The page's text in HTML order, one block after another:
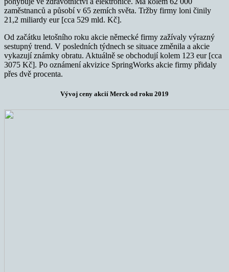
zaměstnanců a působí v 65 zemích světa. Tržby firmy loni činily
21,2 miliardy eur [cca 529 mld. Kč].
Od začátku letošního roku akcie německé firmy zažívaly výrazný
sestupný trend. V posledních týdnech se situace změnila a akcie
vykazují známky obratu. Aktuálně se obchodují kolem 123 eur [cca
3075 Kč]. Po oznámení akvizice SpringWorks akcie firmy přidaly
přes dvě procenta.
Vývoj ceny akcií Merck od roku 2019